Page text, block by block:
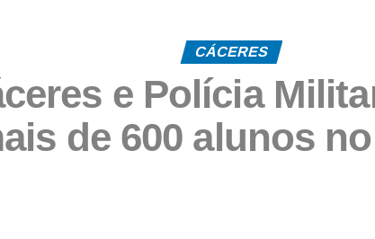
CÁCERES
e Polícia
de 600 alunos